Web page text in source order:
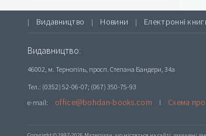
| Видавництво | Новини | Електронні
Видавництво:
46002, м. Тернопіль, просп. Степана Бандери, 34а
Тел.: (0352) 52-06-07; (067) 350-75-93
e-mail:
office@bohdan-books.com l Схема